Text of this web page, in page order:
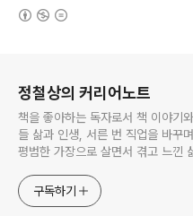
정철상의 커리어노트
책을 좋아하는 독자로서 책 이야기
들 삶과 인생, 서른 번 직업을 바꾸
평범한 가장으로 살면서 겪고 느낀
고픈 커리어코치, 유튜브: 정교수의
구독하기